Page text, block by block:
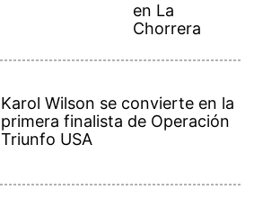
en La
Chorrera
Karol Wilson se convierte en la
primera finalista de Operación
Triunfo USA